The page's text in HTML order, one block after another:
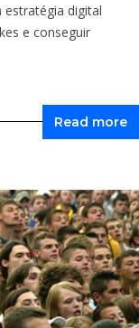
digital
e conseguir
Read more